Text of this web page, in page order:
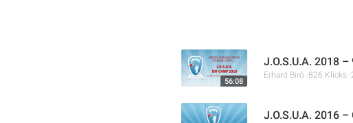
56:08
J.O.S.U.A. 2018
Erhard Biró 826 Klicks
J.O.S.U.A. 2016